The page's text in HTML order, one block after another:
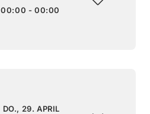
00:00 - 00:00
DO., 29. APRIL